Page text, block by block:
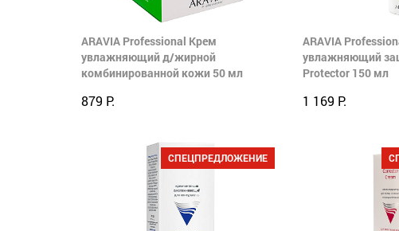
ARAVIA Professional Крем
увлажняющий д/жирной
комбинированной кожи 50 мл
879 Р.
ARAVIA
увлажняющий
Protector 150 мл
1 169 Р.
СПЕЦПРЕДЛОЖЕНИЕ